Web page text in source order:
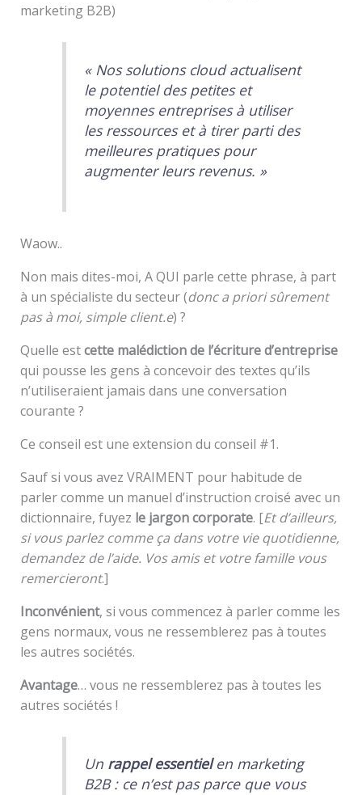
marketing B2B)
« Nos solutions cloud actualisent
le potentiel des petites et
moyennes entreprises à utiliser
les ressources et à tirer parti des
meilleures pratiques pour
augmenter leurs revenus. »
Waow..
Non mais dites-moi, A QUI parle cette phrase, à part
à un spécialiste du secteur (donc a priori sûrement
pas à moi, simple client.e) ?
Quelle estcette malédiction de l’écriture d’entreprise
qui pousse les gens à concevoir des textes qu’ils
n’utiliseraient jamais dans une conversation
courante ?
Ce conseil est une extension du conseil #1.
Sauf si vous avez VRAIMENT pour habitude de
parler comme un manuel d’instruction croisé avec un
dictionnaire, fuyez le jargon corporate. [Et d’ailleurs,
si vous parlez comme ça dans votre vie quotidienne,
demandez de l’aide. Vos amis et votre famille vous
remercieront.]
Inconvénient, si vous commencez à parler comme les
gens normaux, vous ne ressemblerez pas à toutes
les autres sociétés.
Avantage… vous ne ressemblerez pas à toutes les
autres sociétés !
Un rappel essentielen marketing
B2B : ce n’est pas parce que vous